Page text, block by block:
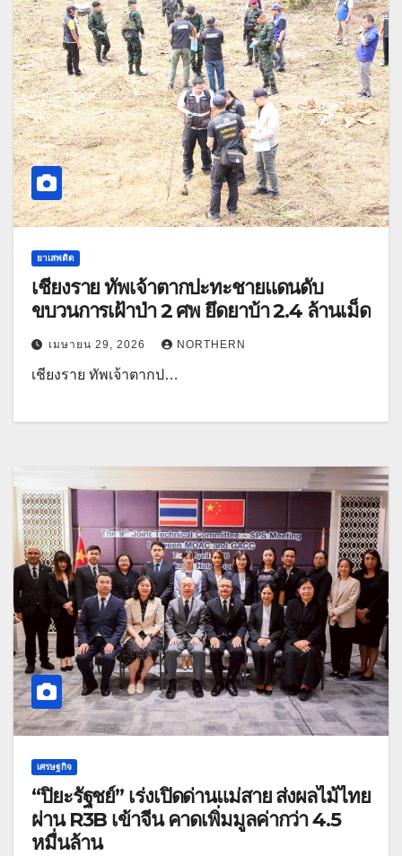
ยาเสพติด
เชียงราย ทัพเจ้าตากปะทะชายแดนดับ
ขบวนการเฝ้าป่า 2 ศพ ยึดยาบ้า 2.4 ล้านเม็ด
เมษายน 29, 2026 NORTHERN
เชียงราย ทัพเจ้าตากป…
เศรษฐกิจ
“ปิยะรัฐชย์” เร่งเปิดด่านแม่สาย ส่งผลไม้ไทย
ผ่าน R3B เข้าจีน คาดเพิ่มมูลค่ากว่า 4.5
หมื่นล้าน